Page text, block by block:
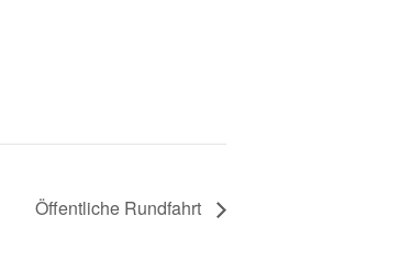
Öffentliche Rundfahrt